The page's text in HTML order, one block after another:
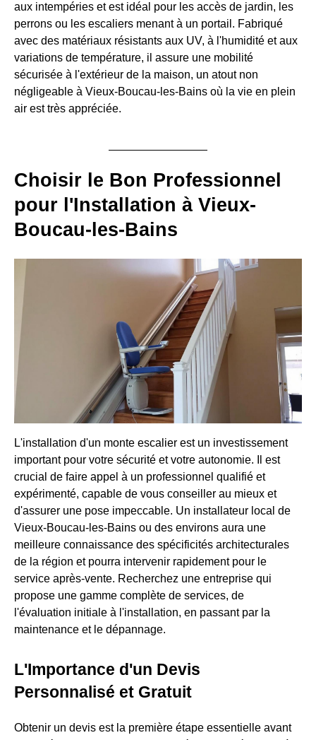
aux intempéries et est idéal pour les accès de jardin, les
perrons ou les escaliers menant à un portail. Fabriqué
avec des matériaux résistants aux UV, à l'humidité et aux
variations de température, il assure une mobilité
sécurisée à l'extérieur de la maison, un atout non
négligeable à Vieux-Boucau-les-Bains où la vie en plein
air est très appréciée.
Choisir le Bon Professionnel
pour l'Installation à Vieux-
Boucau-les-Bains
L'installation d'un monte escalier est un investissement
important pour votre sécurité et votre autonomie. Il est
crucial de faire appel à un professionnel qualifié et
expérimenté, capable de vous conseiller au mieux et
d'assurer une pose impeccable. Un installateur local de
Vieux-Boucau-les-Bains ou des environs aura une
meilleure connaissance des spécificités architecturales
de la région et pourra intervenir rapidement pour le
service après-vente. Recherchez une entreprise qui
propose une gamme complète de services, de
l'évaluation initiale à l'installation, en passant par la
maintenance et le dépannage.
L'Importance d'un Devis
Personnalisé et Gratuit
Obtenir un devis est la première étape essentielle avant